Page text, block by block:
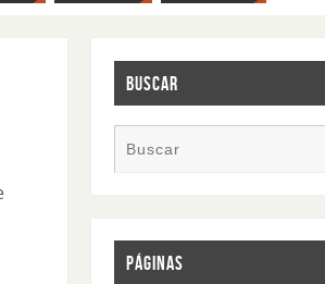
BUSCAR
PÁGINAS